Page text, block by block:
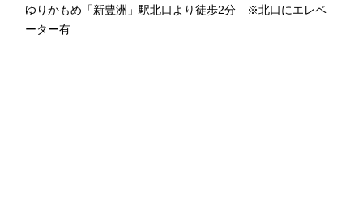
ゆりかもめ「新豊洲」駅北口より徒歩2分 ※北口にエレベ
ーター有